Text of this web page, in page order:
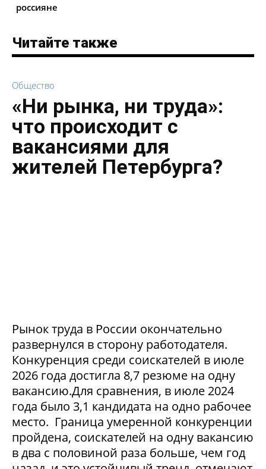
россияне
Читайте также
Общество
«Ни рынка, ни труда»:
что происходит с
вакансиями для
жителей Петербурга?
Рынок труда в России окончательно
развернулся в сторону работодателя.
Конкуренция среди соискателей в июле
2026 года достигла 8,7 резюме на одну
вакансию.Для сравнения, в июле 2024
года было 3,1 кандидата на одно рабочее
место. Граница умеренной конкуренции
пройдена, соискателей на одну вакансию
в два с половиной раза больше, чем год